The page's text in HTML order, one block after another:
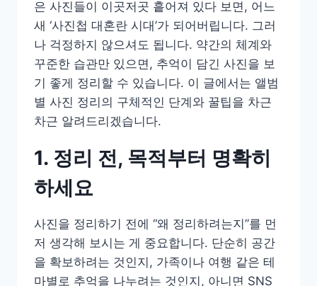
은 사진들이 이곳저곳 흩어져 있다 보면, 어느
새 ‘사진첩 대혼란 시대’가 되어버립니다. 그러
나 걱정하지 않으셔도 됩니다. 약간의 체계와
꾸준한 습관만 있으면, 추억이 담긴 사진을 보
기 좋게 정리할 수 있습니다. 이 글에서는 앨범
별 사진 정리의 구체적인 단계와 꿀팁을 차근
차근 알려드리겠습니다.
1. 정리 전, 목적부터 명확히
하세요
사진을 정리하기 전에 “왜 정리하려는지”를 먼
저 생각해 보시는 게 중요합니다. 단순히 공간
을 확보하려는 것인지, 가족이나 여행 같은 테
마별로 추억을 나누려는 것인지, 아니면 SNS